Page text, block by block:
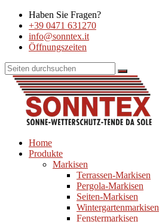
Haben Sie Fragen?
+39 0471 631270
info@sonntex.it
Öffnungszeiten
Home
Produkte
Markisen
Terrassen-Markisen
Pergola-Markisen
Seiten-Markisen
Wintergartenmarkisen
Fenstermarkisen